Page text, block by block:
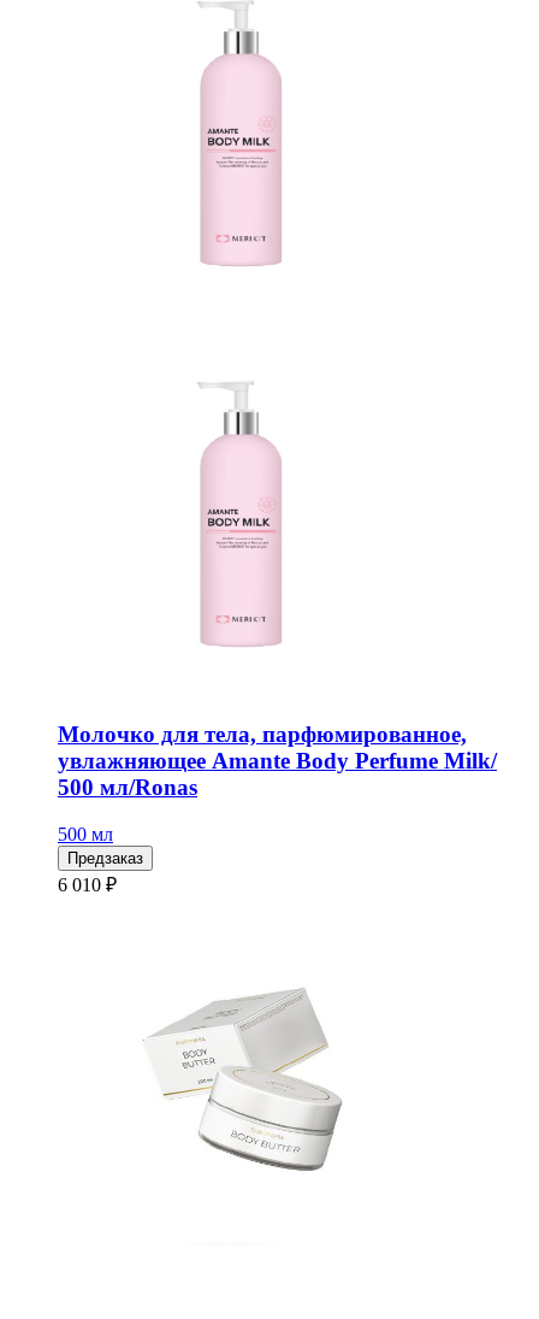
Молочко для тела, парфюмированное,
увлажняющее Amante Body Perfume Milk/
500 мл/Ronas
500 мл
Предзаказ
6 010 ₽